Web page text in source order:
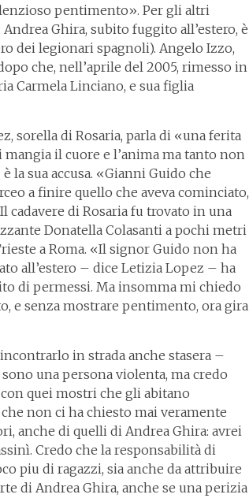
pentimento». Per gli altri
Ghira, subito fuggito all’estero, è
dei legionari spagnoli). Angelo Izzo,
che, nell’aprile del 2005, rimesso in
Carmela Linciano, e sua figlia
sorella di Rosaria, parla di «una ferita
il cuore e l’anima ma tanto non
la sua accusa. «Gianni Guido che
a finire quello che aveva cominciato,
cadavere di Rosaria fu trovato in una
Donatella Colasanti a pochi metri
a Roma. «Il signor Guido non ha
all’estero – dice Letizia Lopez – ha
di permessi. Ma insomma mi chiedo
e senza mostrare pentimento, ora gira
in strada anche stasera –
una persona violenta, ma credo
quei mostri che gli abitano
non ci ha chiesto mai veramente
anche di quelli di Andrea Ghira: avrei
Credo che la responsabilità di
piu di ragazzi, sia anche da attribuire
di Andrea Ghira, anche se una perizia